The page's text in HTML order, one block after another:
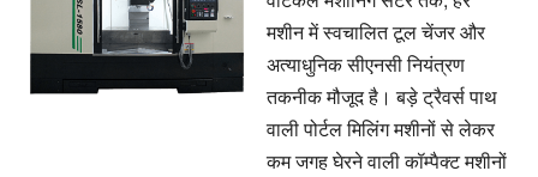
मशीन में स्वचालित टूल चेंजर और
अत्याधुनिक सीएनसी नियंत्रण
तकनीक मौजूद है। बड़े ट्रैवर्स पाथ
वाली पोर्टल मिलिंग मशीनों से लेकर
कम जगह घेरने वाली कॉम्पैक्ट मशीनों